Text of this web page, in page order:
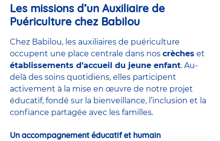
Les missions d’un Auxiliaire de
Puériculture chez Babilou
Chez Babilou, les auxiliaires de puériculture
occupent une place centrale dans nos crèches et
établissements d’accueil du jeune enfant. Au-
delà des soins quotidiens, elles participent
activement à la mise en œuvre de notre projet
éducatif, fondé sur la bienveillance, l’inclusion et la
confiance partagée avec les familles.
Un accompagnement éducatif et humain